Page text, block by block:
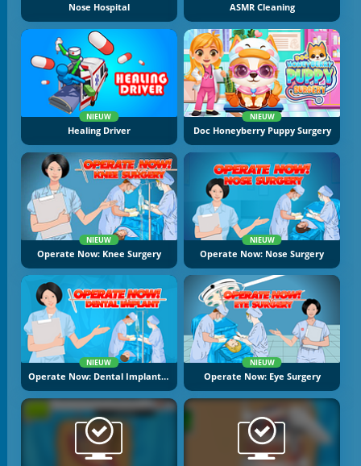
Nose Hospital ASMR Cleaning
NIEUW
Healing Driver
NIEUW
Doc Honeyberry Puppy Surgery
NIEUW
Operate Now: Knee Surgery
NIEUW
Operate Now: Nose Surgery
NIEUW
Operate Now: Dental Implant Surgery
NIEUW
Operate Now: Eye Surgery